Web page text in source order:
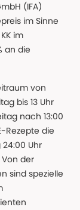
(IFA)
im Sinne
im
an die
von
bis 13 Uhr
nach 13:00
Rezepte die
Uhr
der
sind spezielle